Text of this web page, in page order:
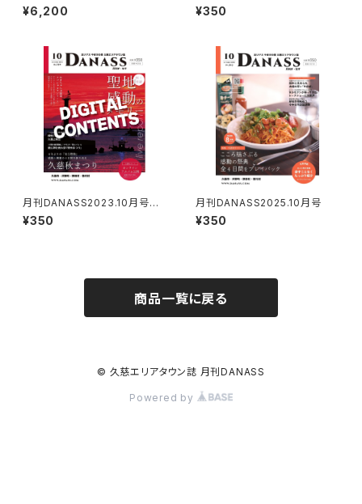
¥6,200 ¥350
月刊DANASS2023.10月号
№239 【特集記事】デジタルコ
ンテンツ（PDF）
¥350
月刊DANASS2025.10月号
¥350
商品一覧に戻る
© 久慈エリアタウン誌 月刊DANASS
Powered by